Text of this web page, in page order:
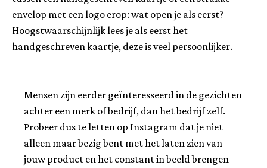
envelop met een logo erop: wat open je als eerst?
Hoogstwaarschijnlijk lees je als eerst het
handgeschreven kaartje, deze is veel persoonlijker.
Mensen zijn eerder geïnteresseerd in de gezichten
achter een merk of bedrijf, dan het bedrijf zelf.
Probeer dus te letten op Instagram dat je niet
alleen maar bezig bent met het laten zien van
jouw product en het constant in beeld brengen